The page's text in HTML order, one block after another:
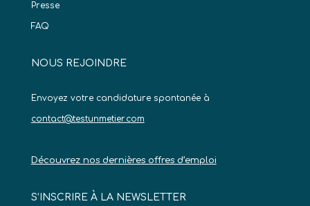
Presse
FAQ
NOUS REJOINDRE
Envoyez votre candidature spontanée à
contact@testunmetier.com
Découvrez nos dernières offres d’emploi
S’INSCRIRE À LA NEWSLETTER